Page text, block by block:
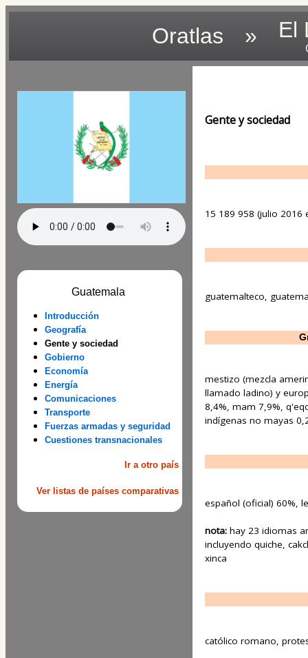
Oratlas » El
Guatemala
Introducción
Geografía
Gente y sociedad
Gobierno
Economía
Energía
Comunicaciones
Transporte
Fuerzas armadas y seguridad
Cuestiones transnacionales
Ir a otro país
Ver listas de países comparativas
Gente y sociedad
15 189 958 (julio 2016
guatemalteco,
mestizo (mezcla
llamado ladino) y
8,4%, mam 7,9%,
indígenas no mayas
español (oficial) 60%,
nota: hay 23 idiomas
incluyendo quiche,
xinca
católico romano,